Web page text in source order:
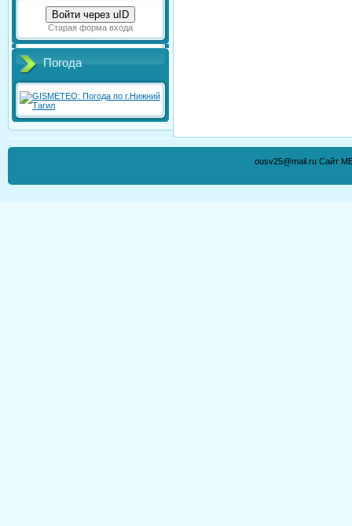
Войти через uID
Старая форма входа
Погода
ousv25@mail.ru Сайт